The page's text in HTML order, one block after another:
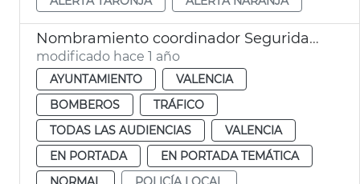
Nombramiento coordinador Seguridad y Emergencias Ayuntamiento València
modificado hace 1 año
AYUNTAMIENTO
VALENCIA
BOMBEROS
TRÁFICO
TODAS LAS AUDIENCIAS
VALENCIA
EN PORTADA
EN PORTADA TEMÁTICA